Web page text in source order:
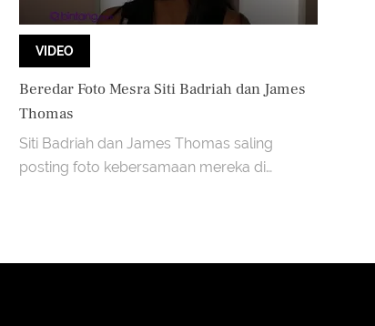
VIDEO
Beredar Foto Mesra Siti Badriah dan James
Thomas
Siti Badriah dan James Thomas saling
posting foto kebersamaan mereka di